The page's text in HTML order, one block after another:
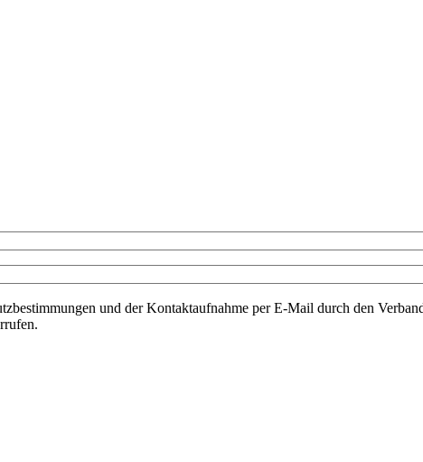
und der Kontaktaufnahme per E-Mail durch den